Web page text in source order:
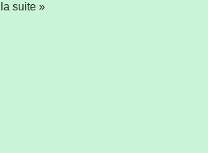
la suite »